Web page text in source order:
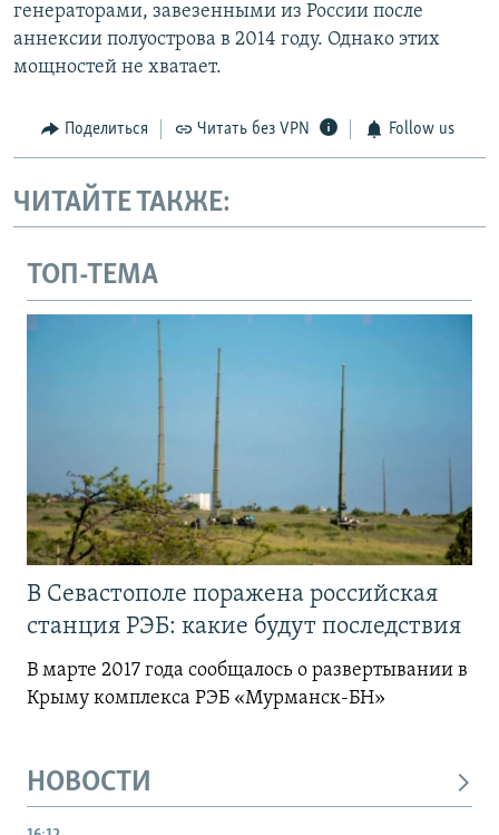
генераторами, завезенными из России после
аннексии полуострова в 2014 году. Однако этих
мощностей не хватает.
Поделиться Читать без VPN Follow us
ЧИТАЙТЕ ТАКЖЕ:
ТОП-ТЕМА
В Севастополе поражена российская
станция РЭБ: какие будут последствия
В марте 2017 года сообщалось о развертывании в
Крыму комплекса РЭБ «Мурманск-БН»
НОВОСТИ